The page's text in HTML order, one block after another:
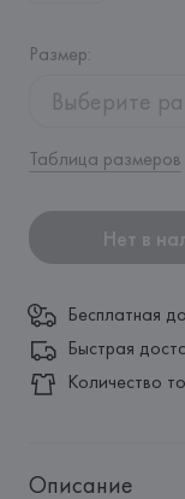
Размер:
Выберите
Таблица размеров
Нет в
Бесплатная
Быстрая
Количество
Описание